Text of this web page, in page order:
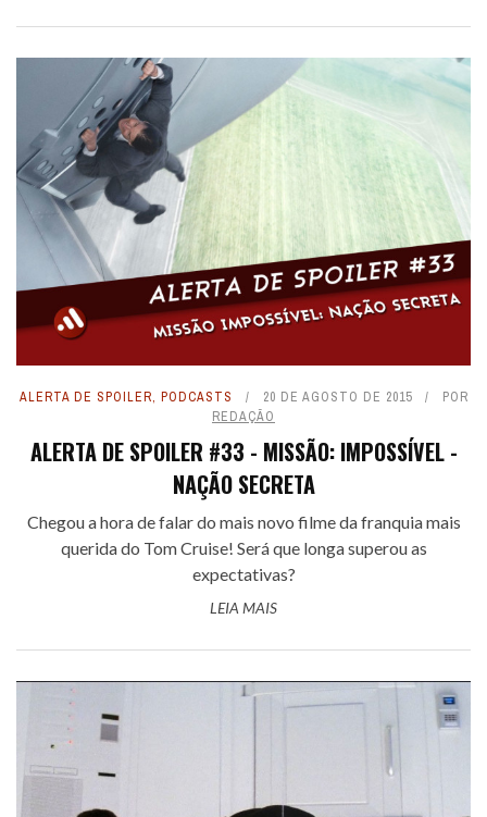
ALERTA DE SPOILER, PODCASTS 20 DE AGOSTO DE 2015
POR
REDAÇÃO
ALERTA DE SPOILER #33 - MISSÃO: IMPOSSÍVEL -
NAÇÃO SECRETA
Chegou a hora de falar do mais novo filme da franquia mais
querida do Tom Cruise! Será que longa superou as
expectativas?
LEIA MAIS